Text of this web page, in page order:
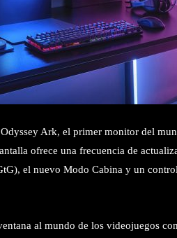
Ark, el primer monitor del
ofrece una frecuencia de
el nuevo Modo Cabina y un
al mundo de los videojuegos